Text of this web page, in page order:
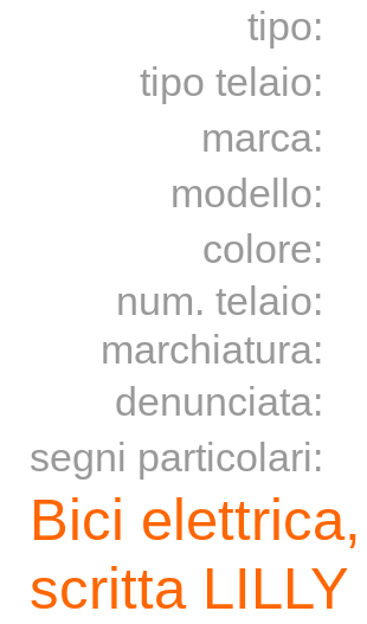
tipo:
tipo telaio:
marca:
modello:
colore:
num. telaio:
marchiatura:
denunciata:
segni particolari:
Bici
scritta